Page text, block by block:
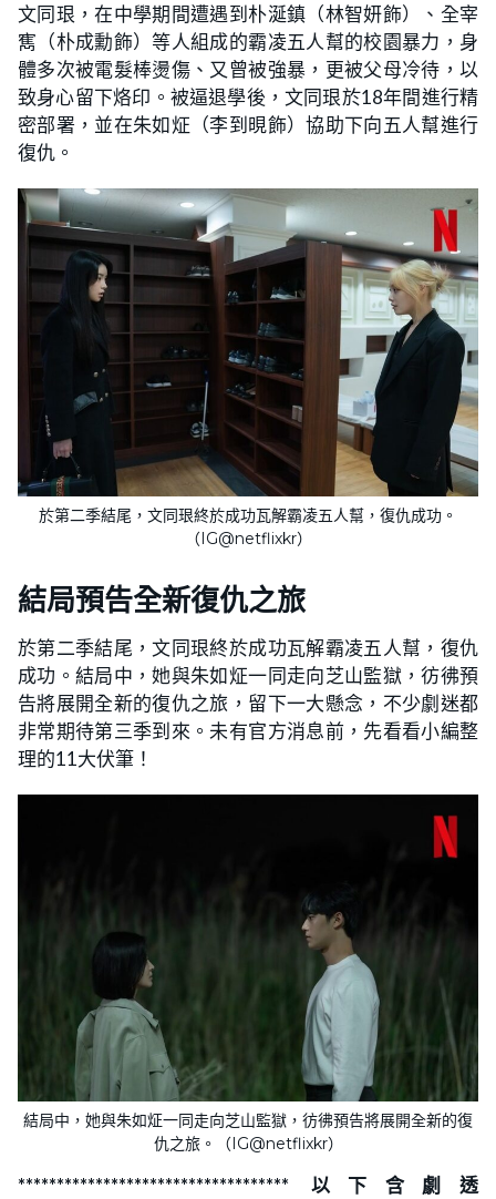
文同珢，在中學期間遭遇到朴涎鎮（林智妍飾）、全宰
寯（朴成勳飾）等人組成的霸凌五人幫的校園暴力，身
體多次被電髮棒燙傷、又曾被強暴，更被父母冷待，以
致身心留下烙印。被逼退學後，文同珢於18年間進行精
密部署，並在朱如炡（李到晛飾）協助下向五人幫進行
復仇。
於第二季結尾，文同珢終於成功瓦解霸凌五人幫，復仇成功。
（IG@netflixkr）
結局預告全新復仇之旅
於第二季結尾，文同珢終於成功瓦解霸凌五人幫，復仇
成功。結局中，她與朱如炡一同走向芝山監獄，彷彿預
告將展開全新的復仇之旅，留下一大懸念，不少劇迷都
非常期待第三季到來。未有官方消息前，先看看小編整
理的11大伏筆！
結局中，她與朱如炡一同走向芝山監獄，彷彿預告將展開全新的復
仇之旅。（IG@netflixkr）
*********************************** 以下含劇透